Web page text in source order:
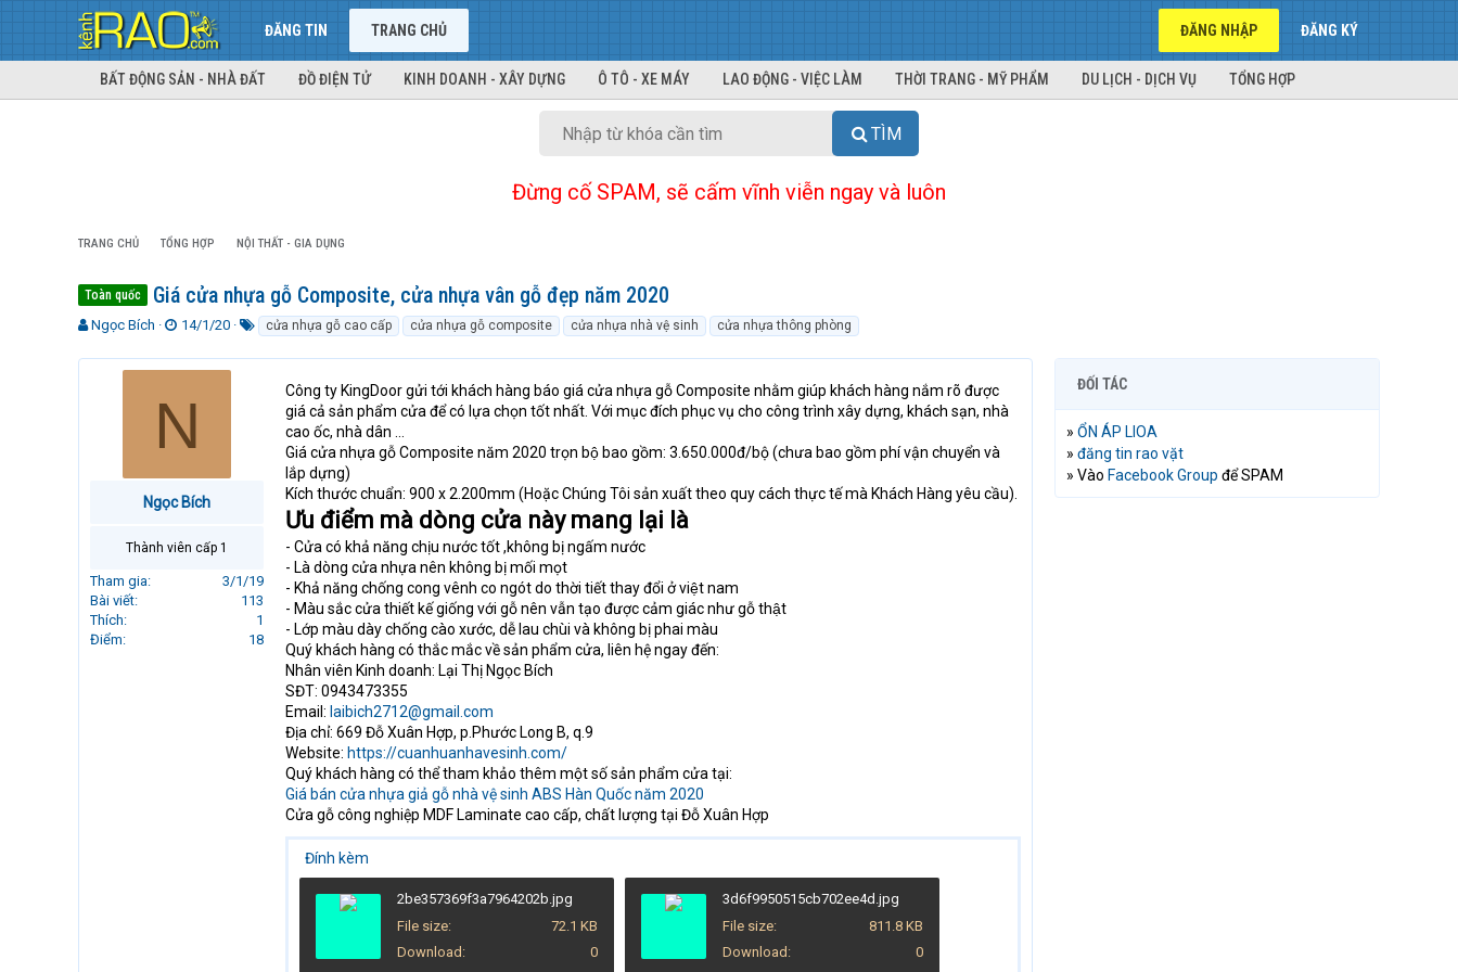
ĐĂNG TIN TRANG CHỦ ĐĂNG NHẬP ĐĂNG KÝ
BẤT ĐỘNG SẢN - NHÀ ĐẤT ĐỒ ĐIỆN TỬ KINH DOANH - XÂY DỰNG Ô TÔ - XE MÁY LAO ĐỘNG - VIỆC LÀM THỜI TRANG - MỸ PHẨM DU LỊCH - DỊCH VỤ TỔNG HỢP
TÌM
Đừng cố SPAM, sẽ cấm vĩnh viễn ngay và luôn
TRANG CHỦ TỔNG HỢP NỘI THẤT - GIA DỤNG
Toàn quốc Giá cửa nhựa gỗ Composite, cửa nhựa vân gỗ đẹp năm 2020
T
r
Ngọc Bích
N
à
ử
i
14/1/20
k
cửa nhựa gỗ cao cấp cửa nhựa gỗ composite cửa nhựa nhà vệ sinh cửa nhựa thông phòng
N
Ngọc Bích
Thành viên cấp 1
Tham gia
3/1/19
Bài viết
113
Thích
1
Điểm
18
Công ty KingDoor gửi tới khách hàng báo giá cửa nhựa gỗ Composite nhằm giúp khách hàng nắm rõ được
giá cả sản phẩm cửa để có lựa chọn tốt nhất. Với mục đích phục vụ cho công trình xây dựng, khách sạn, nhà
cao ốc, nhà dân ...
Giá cửa nhựa gỗ Composite năm 2020 trọn bộ bao gồm: 3.650.000đ/bộ (chưa bao gồm phí vận chuyển và
lắp dựng)
Kích thước chuẩn: 900 x 2.200mm (Hoặc Chúng Tôi sản xuất theo quy cách thực tế mà Khách Hàng yêu cầu).
Ưu điểm mà dòng cửa này mang lại là
- Cửa có khả năng chịu nước tốt ,không bị ngấm nước
- Là dòng cửa nhựa nên không bị mối mọt
- Khả năng chống cong vênh co ngót do thời tiết thay đổi ở việt nam
- Màu sắc cửa thiết kế giống với gỗ nên vẫn tạo được cảm giác như gỗ thật
- Lớp màu dày chống cào xước, dễ lau chùi và không bị phai màu
Quý khách hàng có thắc mắc về sản phẩm cửa, liên hệ ngay đến:
Nhân viên Kinh doanh: Lại Thị Ngọc Bích
SĐT: 0943473355
Email: laibich2712@gmail.com
Địa chỉ: 669 Đỗ Xuân Hợp, p.Phước Long B, q.9
Website: https://cuanhuanhavesinh.com/
Quý khách hàng có thể tham khảo thêm một số sản phẩm cửa tại:
Giá bán cửa nhựa giả gỗ nhà vệ sinh ABS Hàn Quốc năm 2020
Cửa gỗ công nghiệp MDF Laminate cao cấp, chất lượng tại Đỗ Xuân Hợp
Đính kèm
2be357369f3a7964202b.jpg
File size
72.1 KB
Download
0
3d6f9950515cb702ee4d.jpg
File size
811.8 KB
Download
0
ĐỐI TÁC
» ỔN ÁP LIOA
» đăng tin rao vặt
» Vào Facebook Group để SPAM